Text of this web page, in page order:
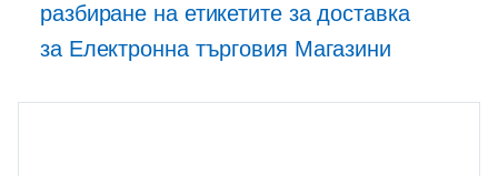
разбиране на етикетите за доставка
за Електронна търговия Магазини